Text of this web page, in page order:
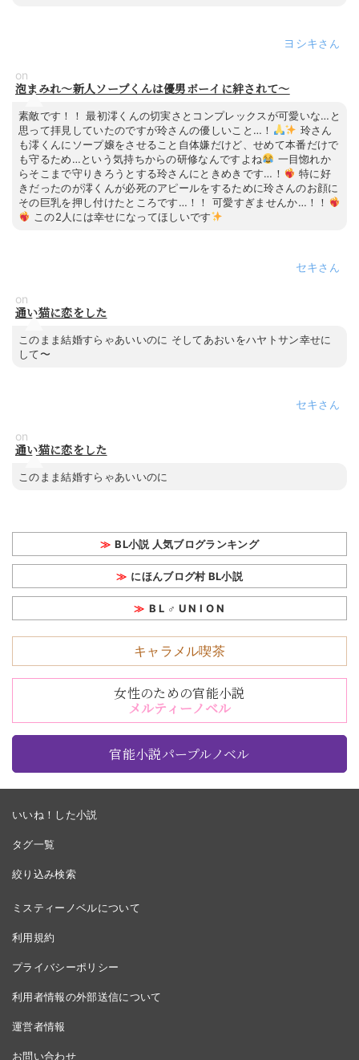
ヨシキ
on
泡まみれ～新人ソープくんは優男ボーイに絆されて～
素敵です！！ 最初澪くんの切実さとコンプレックスが可愛いな…と
思って拝見していたのですが玲さんの優しいこと…！
玲さん
も澪くんにソープ嬢をさせること自体嫌だけど、せめて本番だけで
も守るため…という気持ちからの研修なんですよね
一目惚れか
らそこまで守りきろうとする玲さんにときめきです…！
特に好
きだったのが澪くんが必死のアピールをするために玲さんのお顔に
その巨乳を押し付けたところです…！！ 可愛すぎませんか…！！
この2人には幸せになってほしいです
セキ
on
通い猫に恋をした
このまま結婚すらゃあいいのに そしてあおいをハヤトサン幸せに
して〜
セキ
on
通い猫に恋をした
このまま結婚すらゃあいいのに
BL小説 人気ブログランキング
にほんブログ村 BL小説
B L ♂ U N I O N
キャラメル喫茶
女性のための官能小説
メルティーノベル
官能小説パープルノベル
いいね！した小説
タグ一覧
絞り込み検索
ミスティーノベルについて
利用規約
プライバシーポリシー
利用者情報の外部送信について
運営者情報
お問い合わせ